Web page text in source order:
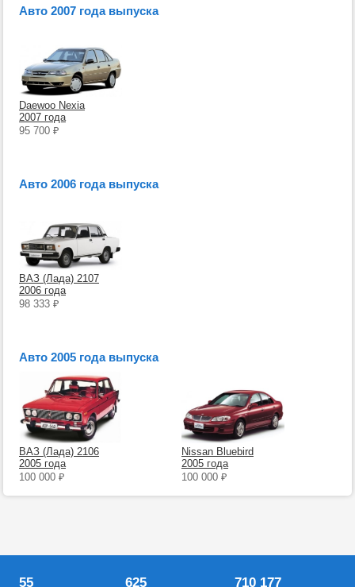
Авто 2007 года выпуска
Daewoo Nexia
2007 года
95 700 ₽
Авто 2006 года выпуска
ВАЗ (Лада) 2107
2006 года
98 333 ₽
Авто 2005 года выпуска
ВАЗ (Лада) 2106
2005 года
100 000 ₽
Nissan Bluebird
2005 года
100 000 ₽
55 625 710 177